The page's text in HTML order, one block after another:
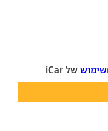
של iCar